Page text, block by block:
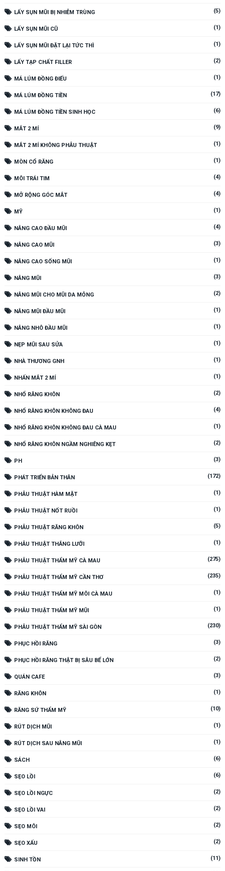
LẤY SỤN MŨI BỊ NHIỄM TRÙNG (5)
LẤY SỤN MŨI CŨ (1)
LẤY SỤN MŨI ĐẶT LẠI TỨC THÌ (1)
LẤY TẠP CHẤT FILLER (2)
MÁ LÚM ĐỒNG ĐIẾU (1)
MÁ LÚM ĐỒNG TIỀN (17)
MÁ LÚM ĐỒNG TIỀN SINH HỌC (6)
MẮT 2 MÍ (9)
MẮT 2 MÍ KHÔNG PHẪU THUẬT (1)
MÒN CỔ RĂNG (1)
MÔI TRÁI TIM (4)
MỞ RỘNG GÓC MẮT (4)
MỸ (1)
NÂNG CAO ĐẦU MŨI (4)
NÂNG CAO MŨI (3)
NÂNG CAO SỐNG MŨI (1)
NÂNG MŨI (3)
NÂNG MŨI CHO MŨI DA MỎNG (2)
NÂNG MŨI ĐẦU MŨI (1)
NÂNG NHÔ ĐẦU MŨI (1)
NẸP MŨI SAU SỬA (1)
NHÀ THƯƠNG GNH (1)
NHẤN MẮT 2 MÍ (1)
NHỔ RĂNG KHÔN (2)
NHỔ RĂNG KHÔN KHÔNG ĐAU (4)
NHỔ RĂNG KHÔN KHÔNG ĐAU CÀ MAU (1)
NHỔ RĂNG KHÔN NGẦM NGHIÊNG KẸT (2)
PH (3)
PHÁT TRIỂN BẢN THÂN (172)
PHẪU THUẬT HÀM MẶT (1)
PHẪU THUẬT NỐT RUỒI (1)
PHẪU THUẬT RĂNG KHÔN (5)
PHẪU THUẬT THẮNG LƯỠI (1)
PHẪU THUẬT THẨM MỸ CÀ MAU (275)
PHẪU THUẬT THẨM MỸ CẦN THƠ (235)
PHẪU THUẬT THẨM MỸ MÔI CÀ MAU (1)
PHẪU THUẬT THẨM MỸ MŨI (1)
PHẪU THUẬT THẨM MỸ SÀI GÒN (230)
PHỤC HỒI RĂNG (3)
PHỤC HỒI RĂNG THẬT BỊ SÂU BỂ LỚN (2)
QUÁN CAFE (3)
RĂNG KHÔN (1)
RĂNG SỨ THẨM MỸ (10)
RÚT DỊCH MŨI (1)
RÚT DỊCH SAU NÂNG MŨI (1)
SÁCH (6)
SẸO LỒI (6)
SẸO LỒI NGỰC (2)
SẸO LỒI VAI (2)
SẸO MÔI (2)
SẸO XẤU (2)
SINH TỒN (11)